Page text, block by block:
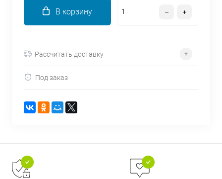
В корзину
Рассчитать доставку
Под заказ
8 800 302-02-51